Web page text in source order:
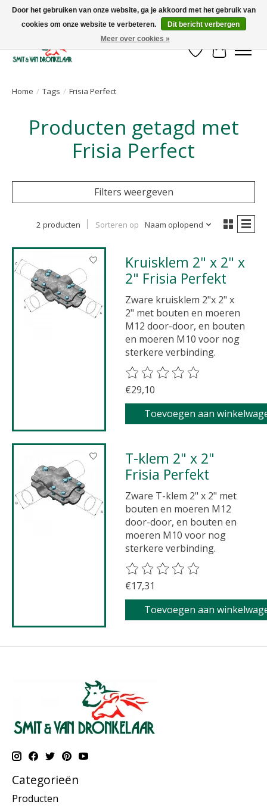
Uw leverancier voor stalinrichtingen en het opruwen van betonvloeren!
Verlanglijst
Home / Tags / Frisia Perfect
Producten getagd met
Frisia Perfect
Filters weergeven
2 producten Sorteren op Naam oplopend
Kruisklem 2" x 2" x
2" Frisia Perfekt
Zware kruisklem 2"x 2" x
2" met bouten en moeren
M12 door-door, en bouten
en moeren M10 voor nog
sterkere verbinding.
De beoordeling van dit
€29,10
Toevoegen aan
T-klem 2" x 2"
Frisia Perfekt
Zware T-klem 2" x 2" met
bouten en moeren M12
door-door, en bouten en
moeren M10 voor nog
sterkere verbinding.
De beoordeling van dit
€17,31
Toevoegen aan
Categorieën
Producten
Door het gebruiken van onze website, ga je akkoord met het gebruik van
cookies om onze website te verbeteren.
Dit bericht verbergen
Meer over cookies »